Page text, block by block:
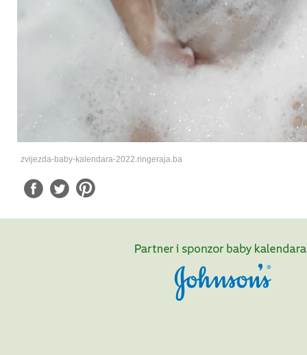
zvijezda-baby-kalendara-2022.ringeraja.ba